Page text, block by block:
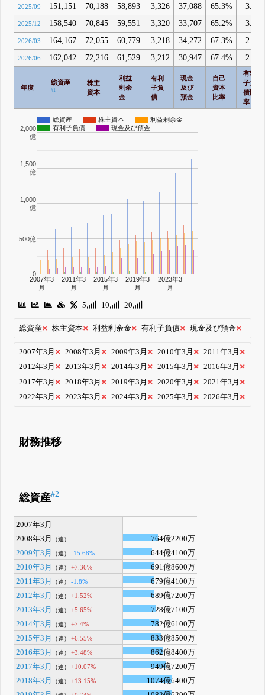
2025/09 151,151 70,188 58,893 3,326 37,088 65.3% 3.4%
2025/12 158,540 70,845 59,551 3,320 33,707 65.2% 3.2%
2026/03 164,167 72,055 60,779 3,218 34,272 67.3% 2.9%
2026/06 162,042 72,216 61,529 3,212 30,947 67.4% 2.9%
年度
総資産
#1
株主
資本
利益
剰余
金
有利
子負
債
現金
及び
預金
自己
資本
比率
有利
子負
債比
率
総資産 株主資本
利益剰余金
有利子負債
現金及び預金
2007年3
月
2011年3
月
2015年3
月
2019年3
月
2023年3
月
0
500億
1,000
億
1,500
億
2,000
億
5 10 20
総資産 株主資本 利益剰余金 有利子負債 現金及び預金
2007年3月 2008年3月 2009年3月 2010年3月
2011年3月
2012年3月
2013年3月 2014年3月 2015年3月
2016年3月
2017年3月
2018年3月 2019年3月 2020年3月
2021年3月
2022年3月
2023年3月 2024年3月 2025年3月 2026年3月
財務推移
総資産#2
2007年3月
-
2008年3月
（連）
764億2200万
2009年3月
（連） -15.68%
644億4100万
2010年3月
（連） +7.36%
691億8600万
2011年3月
（連） -1.8%
679億4100万
2012年3月
（連） +1.52%
689億7200万
2013年3月
（連） +5.65%
728億7100万
2014年3月
（連） +7.4%
782億6100万
2015年3月
（連） +6.55%
833億8500万
2016年3月
（連） +3.48%
862億8400万
2017年3月
（連） +10.07%
949億7200万
2018年3月
（連） +13.15%
1074億6400万